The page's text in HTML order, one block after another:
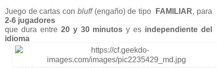
Juego de cartas con bluff (engaño) de tipo FAMILIAR
2-6 jugadores
que dura entre 20 y 30 minutos y es independiente del
idioma